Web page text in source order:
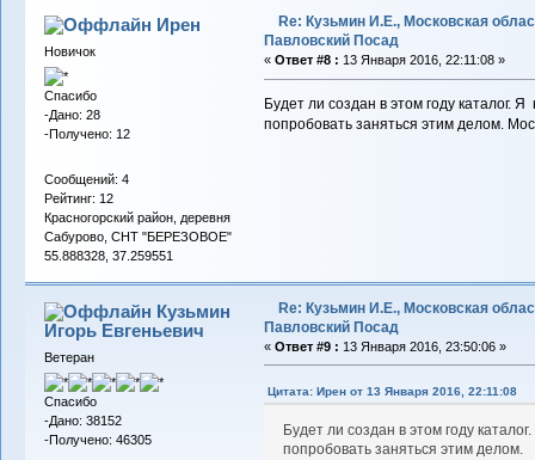
Ирен
Новичок
Спасибо
-Дано: 28
-Получено: 12
Сообщений: 4
Рейтинг: 12
Красногорский район, деревня
Сабурово, СНТ "БЕРЕЗОВОЕ"
55.888328, 37.259551
Re: Кузьмин И.Е., Московская
Павловский Посад
« Ответ #8 : 13 Января 2016, 22:11:08 »
Будет ли создан в этом году каталог.
попробовать заняться этим делом.
Кузьмин
Игорь Евгеньевич
Ветеран
Спасибо
-Дано: 38152
-Получено: 46305
Re: Кузьмин И.Е., Московская
Павловский Посад
« Ответ #9 : 13 Января 2016, 23:50:06 »
Цитата: Ирен от 13 Января 2016, 22:11:08
Будет ли создан в этом году
попробовать заняться этим делом.